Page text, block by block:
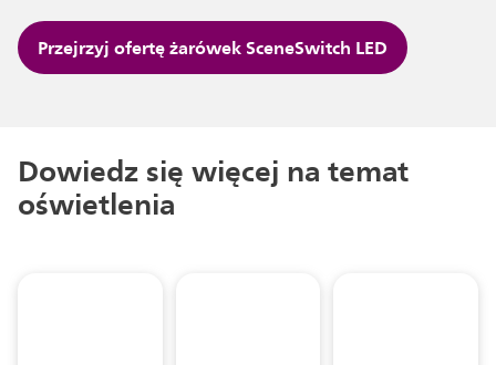
Przejrzyj ofertę żarówek SceneSwitch LED
Dowiedz się więcej na temat
oświetlenia